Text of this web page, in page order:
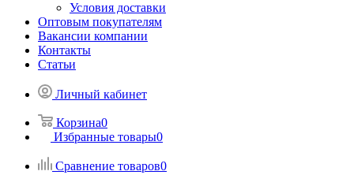
Условия доставки
Оптовым покупателям
Вакансии компании
Контакты
Статьи
Личный кабинет
Корзина0
Избранные товары0
Сравнение товаров0